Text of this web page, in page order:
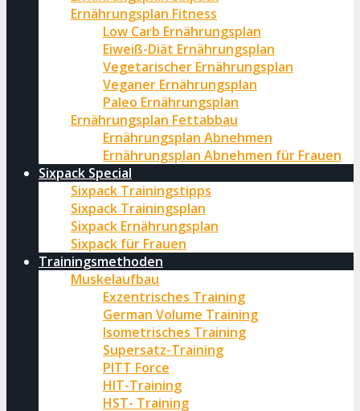
Ernährungsplan Fitness
Low Carb Ernährungsplan
Eiweiß-Diät Ernährungsplan
Vegetarischer Ernährungsplan
Veganer Ernährungsplan
Paleo Ernährungsplan
Ernährungsplan Fettabbau
Ernährungsplan Abnehmen
Ernährungsplan Abnehmen für Frauen
Sixpack Special
Sixpack Trainingstipps
Sixpack Trainingsplan
Sixpack Ernährungsplan
Sixpack für Frauen
Trainingsmethoden
Muskelaufbau
Exzentrisches Training
German Volume Training
Isometrisches Training
Supersatz-Training
PITT Force
HIT-Training
HST- Training